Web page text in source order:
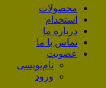
محصولات
استخدام
درباره ما
تماس با ما
عضویت
نام‌نویسی
ورود